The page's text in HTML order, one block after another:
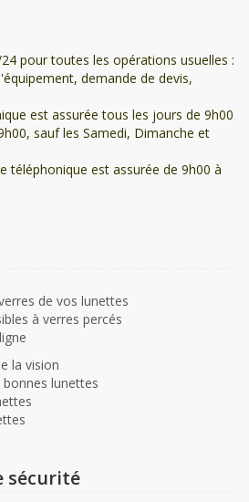
pour toutes les opérations usuelles :
demande de devis,
est assurée tous les jours de 9h00
sauf les Samedi, Dimanche et
téléphonique est assurée de 9h00 à
de vos lunettes
à verres percés
la vision
lunettes
sécurité